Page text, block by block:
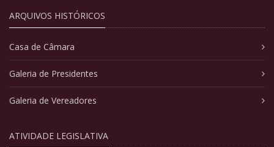
ARQUIVOS HISTÓRICOS
Casa de Câmara
Galeria de Presidentes
Galeria de Vereadores
ATIVIDADE LEGISLATIVA